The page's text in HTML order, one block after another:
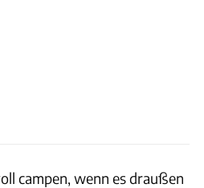
campen, wenn es draußen